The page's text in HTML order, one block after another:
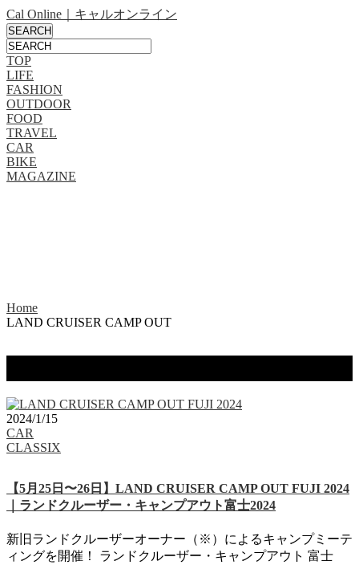
Cal Online｜キャルオンライン
TOP
LIFE
FASHION
OUTDOOR
FOOD
TRAVEL
CAR
BIKE
MAGAZINE
Home
LAND CRUISER CAMP OUT
2024/1/15
CAR
CLASSIX
【5月25日〜26日】LAND CRUISER CAMP OUT FUJI 2024
｜ランドクルーザー・キャンプアウト富士2024
新旧ランドクルーザーオーナー（※）によるキャンプミーテ
ィングを開催！ ランドクルーザー・キャンプアウト 富士